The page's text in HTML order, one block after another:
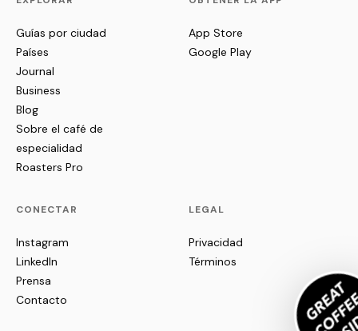
Guías por ciudad
Países
Journal
Business
Blog
Sobre el café de
especialidad
Roasters Pro
App Store
Google Play
CONECTAR
Instagram
LinkedIn
Prensa
Contacto
LEGAL
Privacidad
Términos